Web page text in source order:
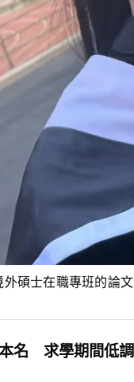
碩士在職專班的論
名 求學期間低